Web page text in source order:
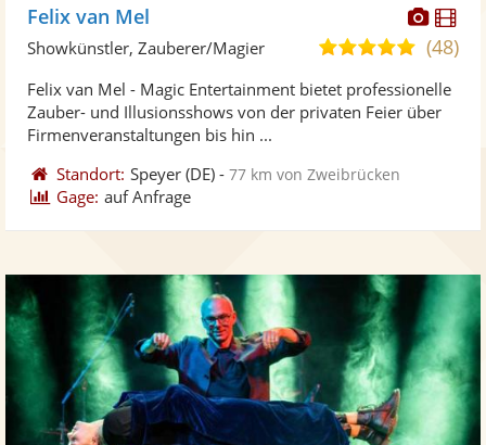
Fotos
Felix van Mel
4,9
5
(48)
Showkünstler, Zauberer/Magier
Felix van Mel - Magic Entertainment bietet professionelle
Zauber- und Illusionsshows von der privaten Feier über
Firmenveranstaltungen bis hin ...
Standort: Speyer (DE) -77 km von Zweibrücken
Gage: auf Anfrage